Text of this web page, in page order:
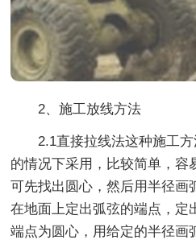
2、施工放线方法
2.1直接拉线法这种施工方
的情况下采用，比较简单，容
可先找出圆心，然后用半径画
在地面上定出弧弦的端点，定
端点为圆心，用给定的半径画